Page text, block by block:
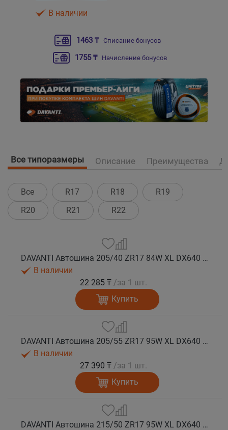
В наличии
1463 ₸ Списание бонусов
1755 ₸ Начисление бонусов
Все типоразмеры Описание Преимущества
Все R17 R18
R19
R20
R21 R22
DAVANTI Автошина 205/40 ZR17 84W XL DX640 RPR лето
В наличии
22 285 ₸ /за 1 шт.
Купить
DAVANTI Автошина 205/55 ZR17 95W XL DX640 RPR лето (Таиланд)
В наличии
27 390 ₸ /за 1 шт.
Купить
DAVANTI Автошина 215/50 ZR17 95W XL DX640 RPR лето